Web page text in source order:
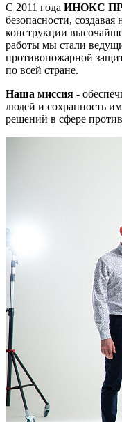
С 2011 года ИНОКС
безопасности,
конструкции
работы мы стали
противопожарной
по всей стране.
Наша миссия -
людей и сохранность
решений в сфере